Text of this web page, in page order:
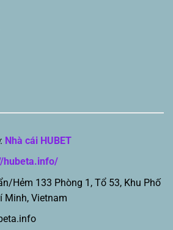
: Nhà cái HUBET
hubeta.info/
Hẻm 133 Phòng 1, Tổ 53, Khu Phố
Minh, Vietnam